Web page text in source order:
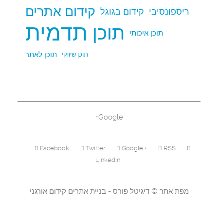
קידום אתרים קידום בגוגל ריספונסיבי
תדמית תוכן תוכן איכותי
תוכן לאתר תוכן שיווקי
Google+
Facebook Twitter Google +
RSS
LinkedIn
מפת אתר ©דיגיטל פורס - בניית אתרים קידום אורגני